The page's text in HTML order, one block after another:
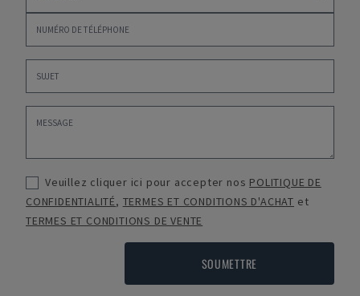
Veuillez cliquer ici pour accepter nos POLITIQUE DE
CONFIDENTIALITÉ, TERMES ET CONDITIONS D'ACHAT et
TERMES ET CONDITIONS DE VENTE
SOUMETTRE